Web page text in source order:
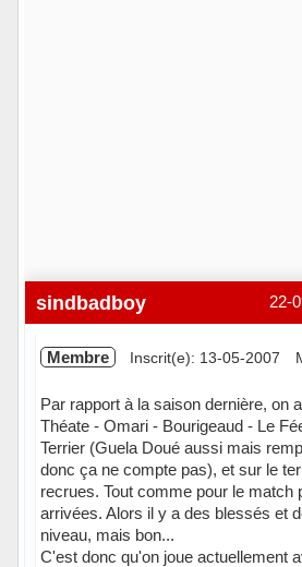
22-
sindbadboy
Membre Inscrit(e): 13-05-2007
Par rapport à la saison dernière, on
Théate - Omari - Bourigeaud - Le
Terrier (Guela Doué aussi mais
donc ça ne compte pas), et sur le
recrues. Tout comme pour le match
arrivées. Alors il y a des blessés et
niveau, mais bon...
C'est donc qu'on joue actuellement